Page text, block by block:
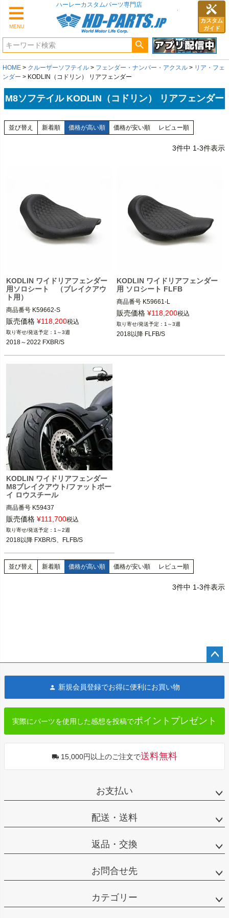
MENU
カスタム
ガイド
HOME クルーザーソフテイル フェンダー・ナンバー・アクスル
リア・フェ
ンダー
KODLIN（コドリン） リアフェンダー
M8ソフテイル KODLIN（コドリン） リアフェンダー
並び替え 新着順 価格が高い順 価格が安い順 レビュー順
3件中 1-3件表示
KODLIN ワイドリアフェンダー
用ソロシート （ブレイクアウ
ト用）
商品番号 K59662-S
2HD：880-10205 ￥86500（税込み）
KODLIN（コドリン）
価格はスズキに合わせてあります。
ハードドライブに発注する場合は
【￥86500（税込み）】になります。
販売価格 ¥118,200税込
1～3週
2018～2022 FXBR/S
KODLIN ワイドリアフェンダー
用 ソロシート FLFB
商品番号 K59661-L
2HD：880-10206 ￥86500（税込み）
2018以降 FLFB/S
販売価格 ¥118,200税込
1～3週
2018以降 FLFB/S
KODLIN ワイドリアフェンダー
M8ブレイクアウト/ファットボー
イ ロウスチール
商品番号 K59437
2HD：880-4010
5MS：599555
販売価格 ¥111,700税込
1～2週
2018以降 FXBR/S、FLFB/S
並び替え 新着順 価格が高い順 価格が安い順 レビュー順
3件中 1-3件表示
へ
新規会員登録でお得に便利にお買い物
実際にパーツを使用した感想を投稿でポイントプレゼント
15,000円以上のご注文で送料無料
お支払い
配送・送料
返品・交換
お問合せ先
カテゴリー